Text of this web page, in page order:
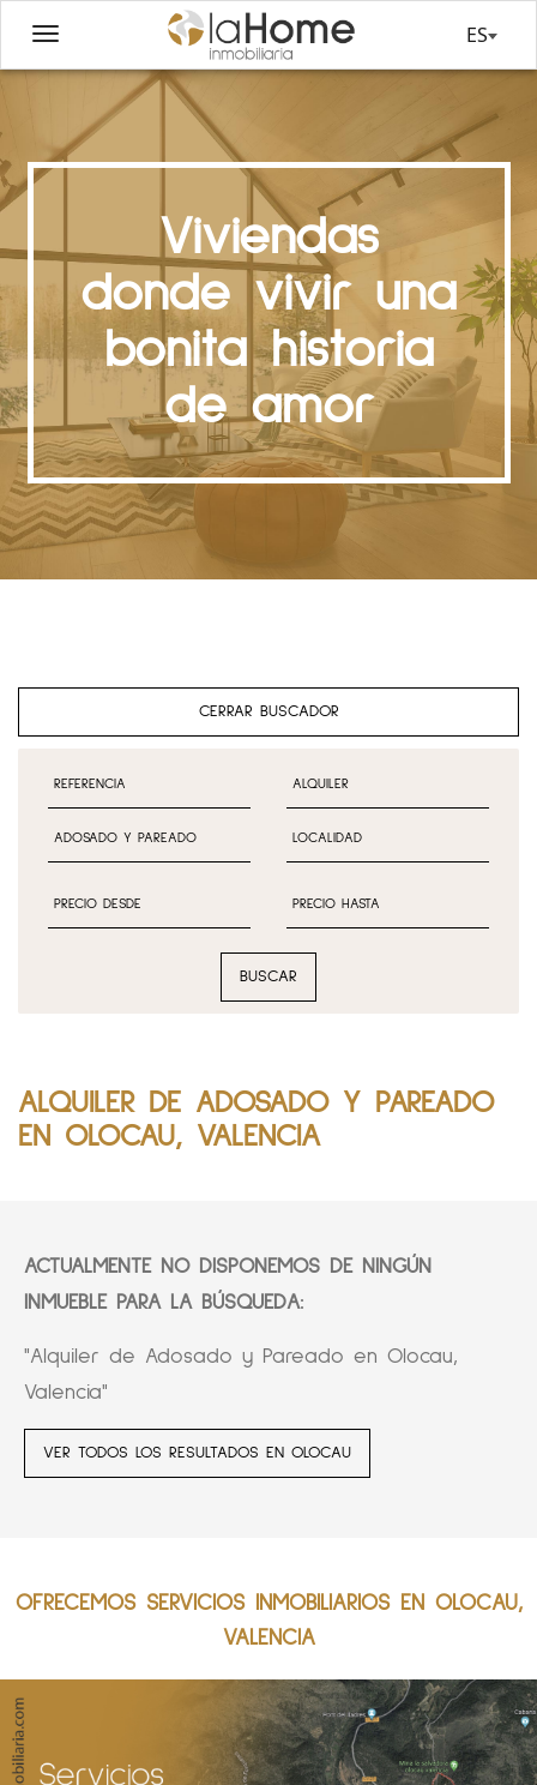
ES
Viviendas
donde vivir una
bonita historia
de amor
CERRAR BUSCADOR
BUSCAR
ALQUILER DE ADOSADO Y PAREADO
EN OLOCAU, VALENCIA
ACTUALMENTE NO DISPONEMOS DE NINGÚN
INMUEBLE PARA LA BÚSQUEDA:
"Alquiler de Adosado y Pareado en Olocau,
Valencia"
VER TODOS LOS RESULTADOS EN OLOCAU
OFRECEMOS SERVICIOS INMOBILIARIOS EN OLOCAU,
VALENCIA